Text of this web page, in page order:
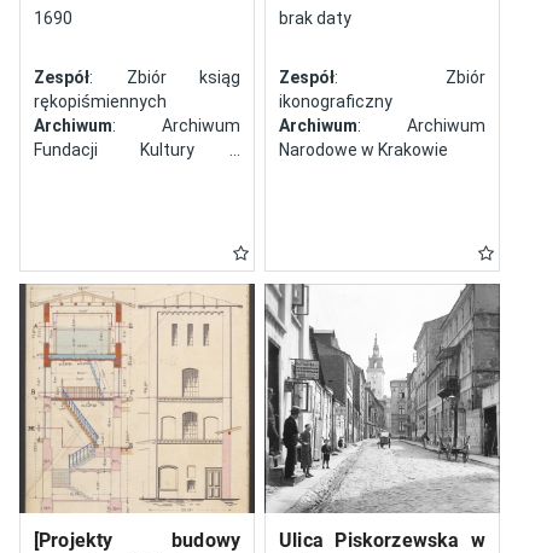
1690
Zespół: Zbiór ksiąg
rękopiśmiennych
Archiwum: Archiwum
Fundacji Kultury i
brak daty
Zespół: Zbiór
ikonograficzny
Archiwum: Archiwum
Narodowe w Krakowie
[Projekty budowy
Ulica Piskorzewska w